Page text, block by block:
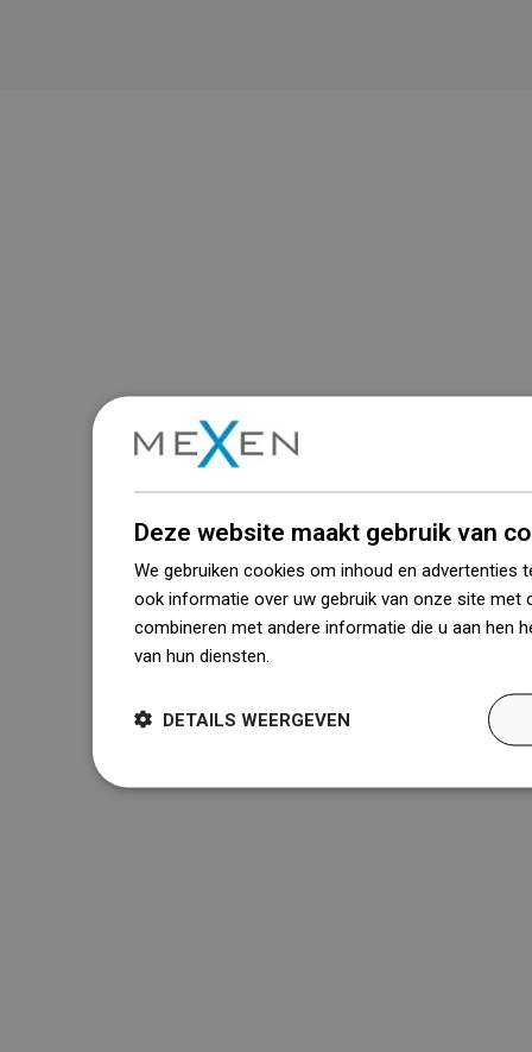
Deze website maakt gebruik van
We gebruiken cookies om inhoud en advertenties
ook informatie over uw gebruik van onze site met
combineren met andere informatie die u aan hen
van hun diensten.
DETAILS WEERGEVEN